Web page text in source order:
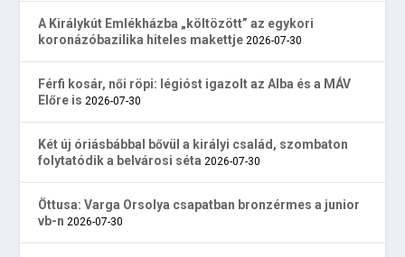
A Királykút Emlékházba „költözött” az egykori
koronázóbazilika hiteles makettje 2026-07-30
Férfi kosár, női röpi: légióst igazolt az Alba és a MÁV
Előre is 2026-07-30
Két új óriásbábbal bővül a királyi család, szombaton
folytatódik a belvárosi séta 2026-07-30
Öttusa: Varga Orsolya csapatban bronzérmes a junior
vb-n 2026-07-30